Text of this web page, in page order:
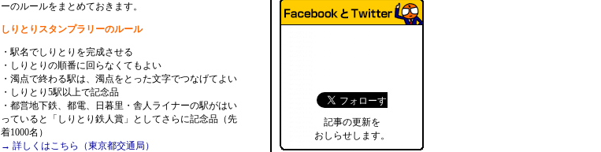
ーのルールをまとめておきます。
しりとりスタンプラリーのルール
・駅名でしりとりを完成させる
・しりとりの順番に回らなくてもよい
・濁点で終わる駅は、濁点をとった文字でつなげてよい
・しりとり5駅以上で記念品
・都営地下鉄、都電、日暮里・舎人ライナーの駅がはい
っていると「しりとり鉄人賞」としてさらに記念品（先
着1000名）
→ 詳しくはこちら（東京都交通局）
記事の更新を
おしらせします。